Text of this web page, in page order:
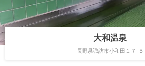
大和温泉
長野県諏訪市小和田１７-５